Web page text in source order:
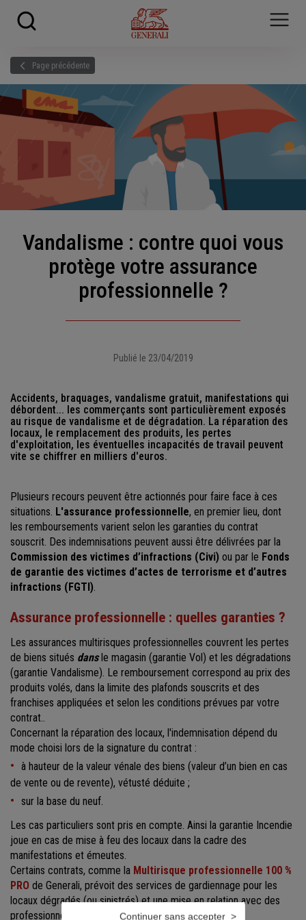
Page précédente
Vandalisme : contre quoi vous
protège votre assurance
professionnelle ?
Publié le 23/04/2019
Accidents, braquages, vandalisme gratuit, manifestations qui
débordent... les commerçants sont particulièrement exposés
au risque de vandalisme et de dégradation. La réparation des
locaux, le remplacement des produits, les pertes
d'exploitation, les éventuelles incapacités de travail peuvent
vite se chiffrer en milliers d'euros.
Plusieurs recours peuvent être actionnés pour faire face à ces
situations. L'assurance professionnelle, en premier lieu, dont
les remboursements varient selon les garanties du contrat
souscrit. Des indemnisations peuvent aussi être délivrées par la
Commission des victimes d’infractions (Civi) ou par le Fonds
de garantie des victimes d’actes de terrorisme et d’autres
infractions (FGTI).
Assurance professionnelle : quelles garanties ?
Les assurances multirisques professionnelles couvrent les pertes
de biens situés dansle magasin (garantie Vol) et les dégradations
(garantie Vandalisme). Le remboursement correspond au prix des
produits volés, dans la limite des plafonds souscrits et des
franchises appliquées et selon les conditions prévues par votre
contrat..
Concernant la réparation des locaux, l'indemnisation dépend du
mode choisi lors de la signature du contrat :
à hauteur de la valeur vénale des biens (valeur d’un bien en cas
de vente ou de revente), vétusté déduite ;
sur la base du neuf.
Les cas particuliers sont pris en compte. Ainsi la garantie Incendie
joue en cas de mise à feu des locaux dans la cadre des
manifestations et émeutes.
Certains contrats, comme la Multirisque professionnelle 100 %
PRO de Generali, prévoit des services de gardiennage pour les
locaux dégradés (ou sinistrés) et une mise en relation avec des
professionnels (vitriers notamment).Continuer sans accepter